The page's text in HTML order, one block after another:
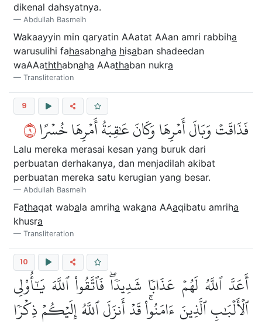
dikenal dahsyatnya.
Abdullah Basmeih
Wakaayyin min qaryatin AAatat AAan amri rabbiha
warusulihi fahasabnaha hisaban shadeedan
waAAaththabnaha AAathaban nukra
Transliteration
9
فَذَاقَتۡ وَبَالَ أَمۡرِهَا وَكَانَ عَٰقِبَةُ أَمۡرِهَا خُسۡرًا٩
Lalu mereka merasai kesan yang buruk dari
perbuatan derhakanya, dan menjadilah akibat
perbuatan mereka satu kerugian yang besar.
Abdullah Basmeih
Fathaqat wabala amriha wakana AAaqibatu amriha
khusra
Transliteration
10
أَعَدَّ ٱللَّهُ لَهُمۡ عَذَابٗا شَدِيدٗاۖ فَٱتَّقُواْ ٱللَّهَ يَٰٓأُوْلِي
ٱلۡأَلۡبَٰبِ ٱلَّذِينَ ءَامَنُواْۚ قَدۡ أَنزَلَ ٱللَّهُ إِلَيۡكُمۡ ذِكۡرٗا